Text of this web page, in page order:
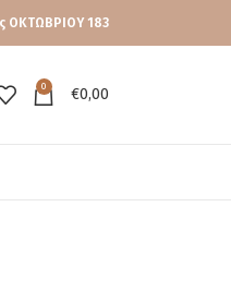
ΟΚΤΩΒΡΙΟΥ 183
0 €0,00